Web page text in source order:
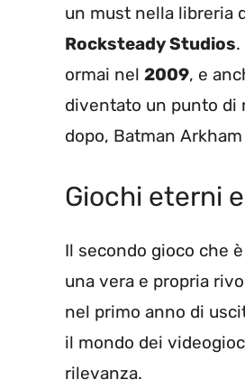
un must nella libreria
Rocksteady Studios
ormai nel 2009, e
diventato un punto di
dopo, Batman
Giochi eterni
Il secondo gioco che
una vera e propria
nel primo anno di
il mondo dei
rilevanza.